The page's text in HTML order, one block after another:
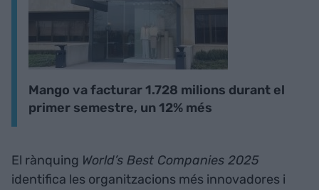
Mango va facturar 1.728 milions durant el
primer semestre, un 12% més
El rànquing World’s Best Companies 2025
identifica les organitzacions més innovadores i